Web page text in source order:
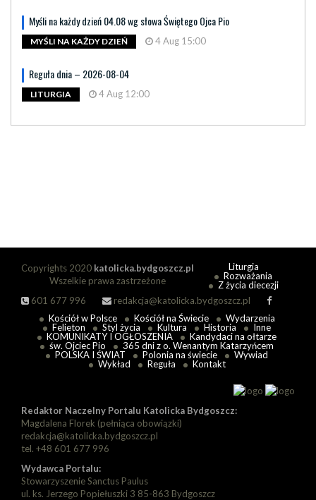
Myśli na każdy dzień 04.08 wg słowa Świętego Ojca Pio
MYŚLI NA KAŻDY DZIEŃ 4 Aug 15:00
Reguła dnia – 2026-08-04
LITURGIA 4 Aug 12:00
Copyrights 2020 katolicka.bydgoszcz.pl
Wszelkie prawa zastrzeżone
601 677 996
redakcja@katolicka.bydgoszcz.pl
Liturgia
Rozważania
Z życia diecezji
Kościół w Polsce Kościół na Świecie
Wydarzenia
Felieton
Styl życia Kultura Historia
Inne
KOMUNIKATY I OGŁOSZENIA
Kandydaci na ołtarze
św. Ojciec Pio
365 dni z o. Wenantym Katarzyńcem
POLSKA I ŚWIAT
Polonia na świecie
Wywiad
Wykład
Reguła Kontakt
Redaktor Naczelny Portalu Katolicka Bydgoszcz:
Magdalena Florek (pełniąca obowiązki)
redakcja@katolicka.bydgoszcz.pl
tel. +48 601 677 996
Wydawca Portalu:
Stowarzyszenie Sanctus Paulus
ul. ks. Jerzego Popiełuszki 3 85-863 Bydgoszcz